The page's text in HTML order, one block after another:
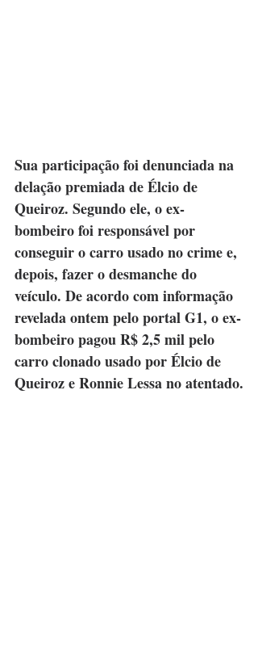
Sua participação foi denunciada na
delação premiada de Élcio de
Queiroz. Segundo ele, o ex-
bombeiro foi responsável por
conseguir o carro usado no crime e,
depois, fazer o desmanche do
veículo. De acordo com informação
revelada ontem pelo portal G1, o ex-
bombeiro pagou R$ 2,5 mil pelo
carro clonado usado por Élcio de
Queiroz e Ronnie Lessa no atentado.